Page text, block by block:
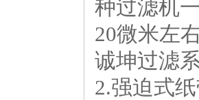
种过滤机
20微米左
诚坤过滤
2.强迫式